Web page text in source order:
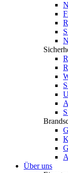
Über uns